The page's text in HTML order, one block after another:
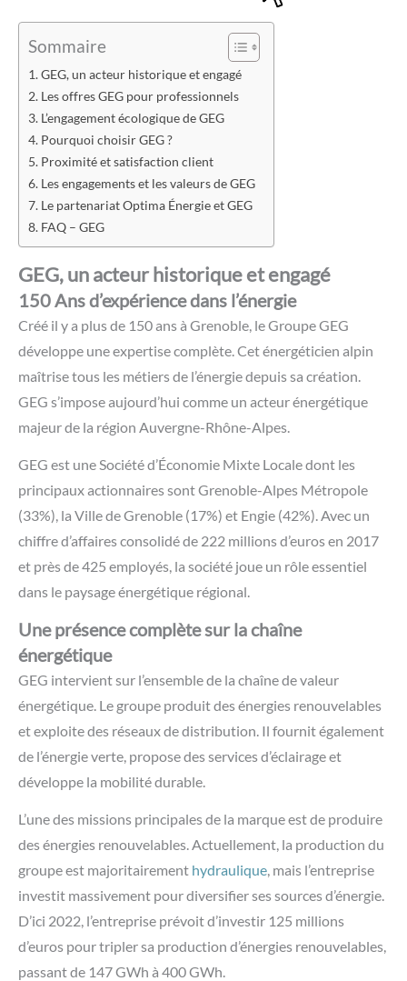
Sommaire
GEG, un acteur historique et engagé
Les offres GEG pour professionnels
L’engagement écologique de GEG
Pourquoi choisir GEG ?
Proximité et satisfaction client
Les engagements et les valeurs de GEG
Le partenariat Optima Énergie et GEG
FAQ – GEG
GEG, un acteur historique et engagé
150 Ans d’expérience dans l’énergie
Créé il y a plus de 150 ans à Grenoble, le Groupe GEG
développe une expertise complète. Cet énergéticien alpin
maîtrise tous les métiers de l’énergie depuis sa création.
GEG s’impose aujourd’hui comme un acteur énergétique
majeur de la région Auvergne-Rhône-Alpes.
GEG est une Société d’Économie Mixte Locale dont les
principaux actionnaires sont Grenoble-Alpes Métropole
(33%), la Ville de Grenoble (17%) et Engie (42%). Avec un
chiffre d’affaires consolidé de 222 millions d’euros en 2017
et près de 425 employés, la société joue un rôle essentiel
dans le paysage énergétique régional.
Une présence complète sur la chaîne
énergétique
GEG intervient sur l’ensemble de la chaîne de valeur
énergétique. Le groupe produit des énergies renouvelables
et exploite des réseaux de distribution. Il fournit également
de l’énergie verte, propose des services d’éclairage et
développe la mobilité durable.
L’une des missions principales de la marque est de produire
des énergies renouvelables. Actuellement, la production du
groupe est majoritairement hydraulique , mais l’entreprise
investit massivement pour diversifier ses sources d’énergie.
D’ici 2022, l’entreprise prévoit d’investir 125 millions
d’euros pour tripler sa production d’énergies renouvelables,
passant de 147 GWh à 400 GWh.